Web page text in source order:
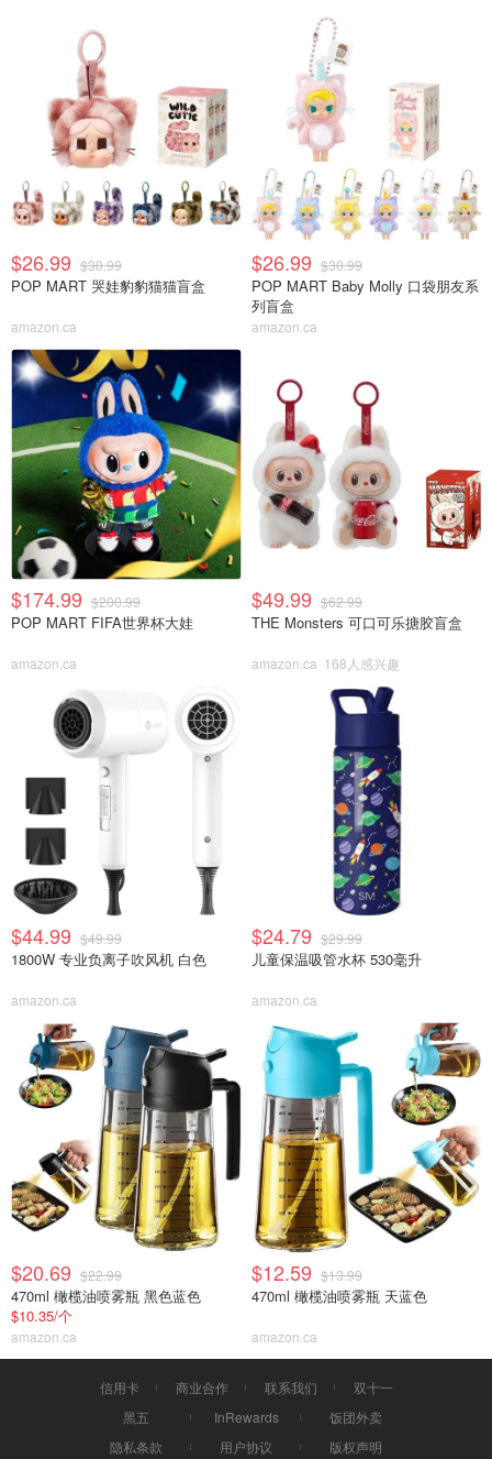
$26.99 $30.99
POP MART 哭娃豹豹猫猫盲盒
amazon.ca
$26.99 $30.99
POP MART Baby Molly 口袋朋友系
列盲盒
amazon.ca
$174.99 $200.99
POP MART FIFA世界杯大娃
amazon.ca
$49.99 $62.99
THE Monsters 可口可乐搪胶盲盒
amazon.ca 168人感兴趣
$44.99 $49.99
1800W 专业负离子吹风机 白色
amazon.ca
$24.79 $29.99
儿童保温吸管水杯 530毫升
amazon.ca
$20.69 $22.99
470ml 橄榄油喷雾瓶 黑色蓝色
$10.35/个
amazon.ca
$12.59 $13.99
470ml 橄榄油喷雾瓶 天蓝色
amazon.ca
信用卡 商业合作 联系我们
双十一
黑五
InRewards
饭团外卖
隐私条款
用户协议 版权声明